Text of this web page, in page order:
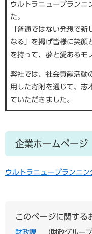
ウルトラニュープランニ
た。
「普通ではない発想で
なる」を掲げ皆様に笑顔
を持って、夢と愛あるモ
弊社では、社会貢献活動
用した寄附を通じて、志
ていただきました。
企業ホームページ
ウルトラニュープランニン
このページに関する
財政課
財政グルー